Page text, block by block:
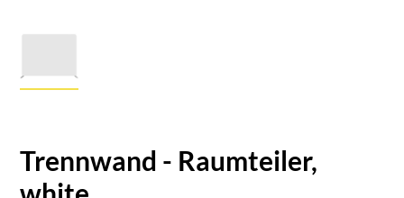
Trennwand - Raumteiler,